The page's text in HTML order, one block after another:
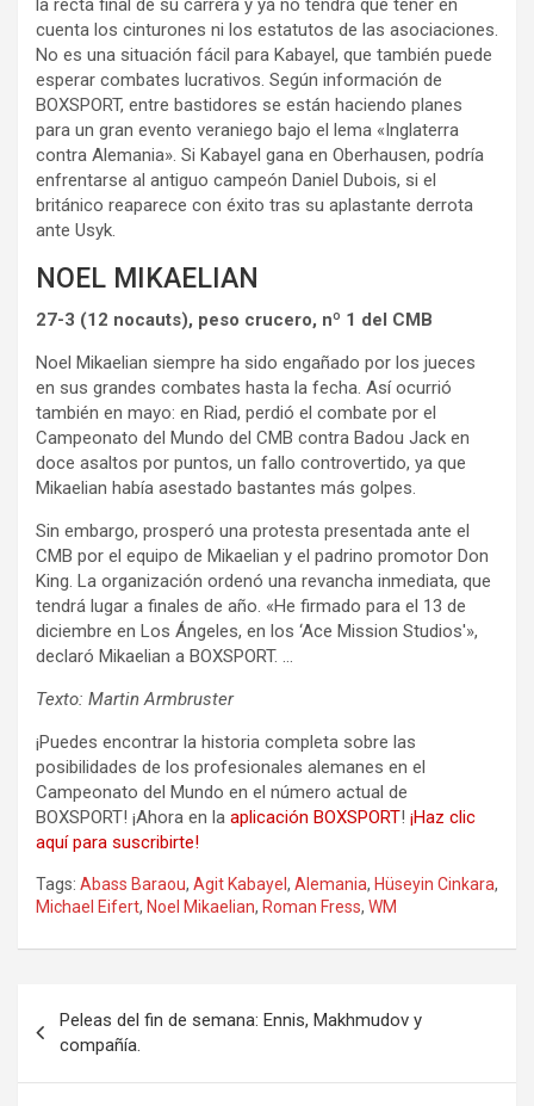
la recta final de su carrera y ya no tendrá que tener en
cuenta los cinturones ni los estatutos de las asociaciones.
No es una situación fácil para Kabayel, que también puede
esperar combates lucrativos. Según información de
BOXSPORT, entre bastidores se están haciendo planes
para un gran evento veraniego bajo el lema «Inglaterra
contra Alemania». Si Kabayel gana en Oberhausen, podría
enfrentarse al antiguo campeón Daniel Dubois, si el
británico reaparece con éxito tras su aplastante derrota
ante Usyk.
NOEL MIKAELIAN
27-3 (12 nocauts), peso crucero, nº 1 del CMB
Noel Mikaelian siempre ha sido engañado por los jueces
en sus grandes combates hasta la fecha. Así ocurrió
también en mayo: en Riad, perdió el combate por el
Campeonato del Mundo del CMB contra Badou Jack en
doce asaltos por puntos, un fallo controvertido, ya que
Mikaelian había asestado bastantes más golpes.
Sin embargo, prosperó una protesta presentada ante el
CMB por el equipo de Mikaelian y el padrino promotor Don
King. La organización ordenó una revancha inmediata, que
tendrá lugar a finales de año. «He firmado para el 13 de
diciembre en Los Ángeles, en los ‘Ace Mission Studios'»,
declaró Mikaelian a BOXSPORT. …
Texto: Martin Armbruster
¡Puedes encontrar la historia completa sobre las
posibilidades de los profesionales alemanes en el
Campeonato del Mundo en el número actual de
BOXSPORT! ¡Ahora en la aplicación BOXSPORT! ¡Haz clic
aquí para suscribirte!
Tags: Abass Baraou, Agit Kabayel , Alemania, Hüseyin Cinkara,
Michael Eifert, Noel Mikaelian, Roman Fress, WM
de
entradas
Peleas del fin de semana: Ennis, Makhmudov y
compañía.